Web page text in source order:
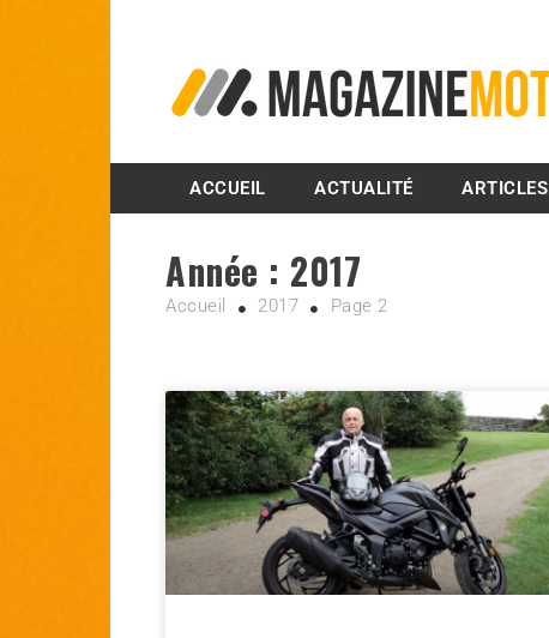
MagazineMoto.com
ACCUEIL ACTUALITÉ ARTICLES
Année : 2017
Accueil 2017 Page 2